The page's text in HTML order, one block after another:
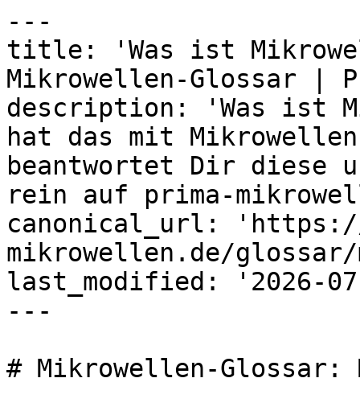
---
title: 'Was ist
Mikrowellen-Glossar |
description: 'Was ist
hat das mit
beantwortet Dir diese
rein auf prima-
canonical_url: 'https://
mikrowellen.de/glossar/
last_modified: '2026-
---
# Mikrowellen-Glossar: